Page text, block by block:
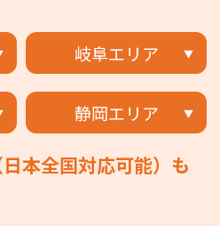
岐阜エリア
静岡エリア
本全国対応可能）も